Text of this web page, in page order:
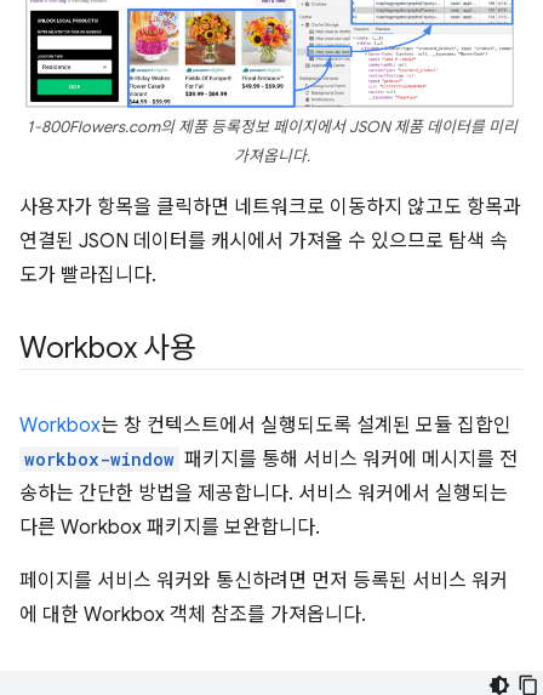
1-800Flowers.com의 제품 등록정보 페이지에서 JSON 제품 데이터를 미리
가져옵니다.
사용자가 항목을 클릭하면 네트워크로 이동하지 않고도 항목과
연결된 JSON 데이터를 캐시에서 가져올 수 있으므로 탐색 속
도가 빨라집니다.
Workbox 사용
Workbox는 창 컨텍스트에서 실행되도록 설계된 모듈 집합인
workbox-window 패키지를 통해 서비스 워커에 메시지를 전
송하는 간단한 방법을 제공합니다. 서비스 워커에서 실행되는
다른 Workbox 패키지를 보완합니다.
페이지를 서비스 워커와 통신하려면 먼저 등록된 서비스 워커
에 대한 Workbox 객체 참조를 가져옵니다.